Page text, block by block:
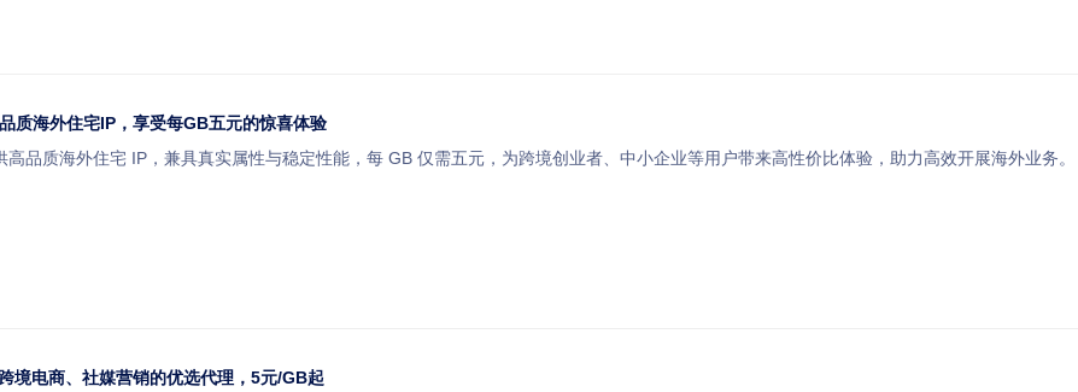
质海外住宅IP，享受每GB五元的惊喜体验
品质海外住宅 IP，兼具真实属性与稳定性能，每 GB 仅需五元，为跨境创业者、中小企业等用户带来高性价比体验，助力高效开展海外业务。
境电商、社媒营销的优选代理，5元/GB起